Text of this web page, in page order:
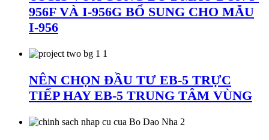
956F VÀ I-956G BỔ SUNG CHO MẪU
I-956
NÊN CHỌN ĐẦU TƯ EB-5 TRỰC
TIẾP HAY EB-5 TRUNG TÂM VÙNG